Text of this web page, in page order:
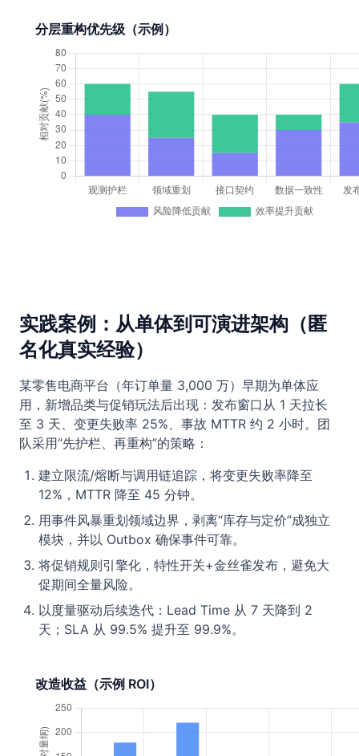
分层重构优先级（示例）
实践案例：从单体到可演进架构（匿
名化真实经验）
某零售电商平台（年订单量 3,000 万）早期为单体应
用，新增品类与促销玩法后出现：发布窗口从 1 天拉长
至 3 天、变更失败率 25%、事故 MTTR 约 2 小时。团
队采用“先护栏、再重构”的策略：
建立限流/熔断与调用链追踪，将变更失败率降至
12%，MTTR 降至 45 分钟。
用事件风暴重划领域边界，剥离“库存与定价”成独立
模块，并以 Outbox 确保事件可靠。
将促销规则引擎化，特性开关+金丝雀发布，避免大
促期间全量风险。
以度量驱动后续迭代：Lead Time 从 7 天降到 2
天；SLA 从 99.5% 提升至 99.9%。
改造收益（示例 ROI）